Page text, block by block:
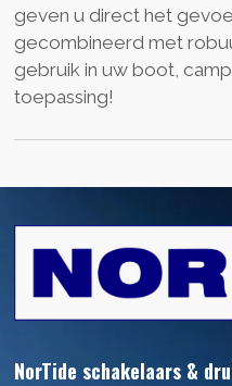
geven u direct het
gecombineerd met
gebruik in uw boot,
toepassing!
NorTide schakelaars &